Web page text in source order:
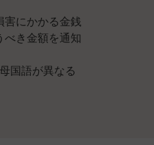
害にかかる金銭
き金額を通知
国語が異なる